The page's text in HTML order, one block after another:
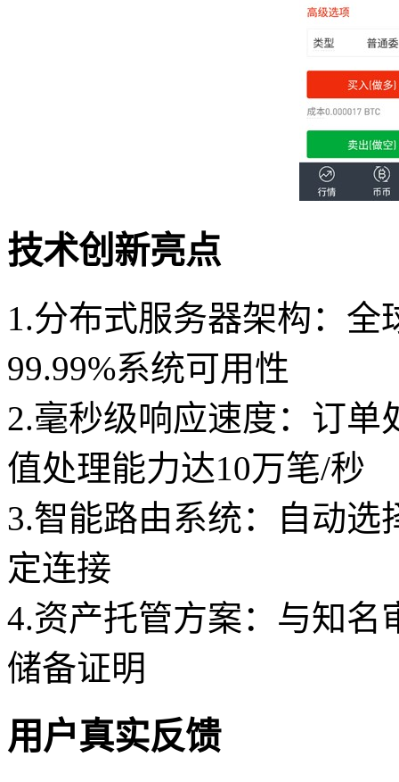
技术创新亮点
1.分布式服务器架构：全
99.99%系统可用性
2.毫秒级响应速度：订单
值处理能力达10万笔/秒
3.智能路由系统：自动
定连接
4.资产托管方案：与知名
储备证明
用户真实反馈